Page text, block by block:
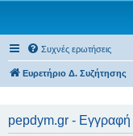
Συχνές ερωτήσεις
Ευρετήριο Δ. Συζήτησης
pepdym.gr - Εγγραφή